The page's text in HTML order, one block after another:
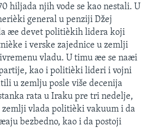
hiljada njih vode se kao nestali. U
general u penziji Džej
æe devet politièkih lidera koji
i verske zajednice u zemlji
vladu. U timu æe se naæi
kao i politièki lideri i vojni
u zemlju posle više decenija
rata u Iraku pre tri nedelje,
zemlji vlada politièki vakuum i da
bezbedno, kao i da postoji